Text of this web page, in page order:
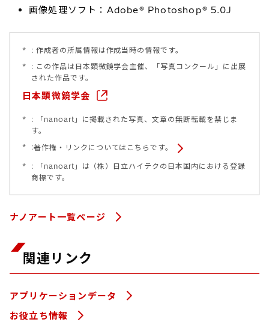
画像処理ソフト：Adobe® Photoshop® 5.0J
*
: 作成者の所属情報は作成当時の情報です。
*
: この作品は日本顕微鏡学会主催、「写真コンクール」に出展
された作品です。
日本顕微鏡学会
*
: 「nanoart」に掲載された写真、文章の無断転載を禁じま
す。
*
:著作権・リンクについてはこちらです。
*
: 「nanoart」は（株）日立ハイテクの日本国内における登録
商標です。
ナノアート一覧ページ
関連リンク
アプリケーションデータ
お役立ち情報